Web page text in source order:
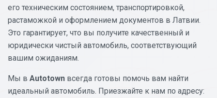
его техническим состоянием, транспортировкой,
растаможкой и оформлением документов в Латвии.
Это гарантирует, что вы получите качественный и
юридически чистый автомобиль, соответствующий
вашим ожиданиям.
Мы в Autotown всегда готовы помочь вам найти
идеальный автомобиль. Приезжайте к нам по адресу: